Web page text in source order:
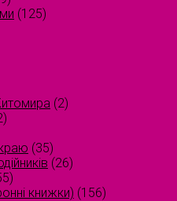
(125)
(2)
(35)
(26)
книжки) (156)